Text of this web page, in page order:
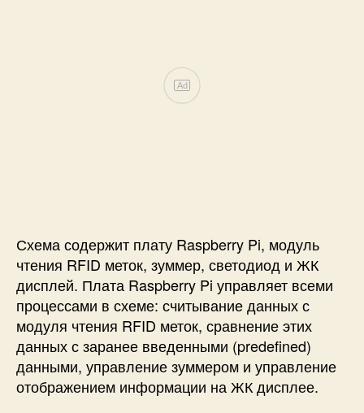
Ad
Схема содержит плату Raspberry Pi, модуль
чтения RFID меток, зуммер, светодиод и ЖК
дисплей. Плата Raspberry Pi управляет всеми
процессами в схеме: считывание данных с
модуля чтения RFID меток, сравнение этих
данных с заранее введенными (predefined)
данными, управление зуммером и управление
отображением информации на ЖК дисплее.